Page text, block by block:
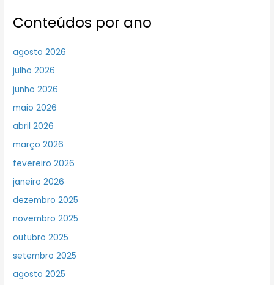
Conteúdos por ano
agosto 2026
julho 2026
junho 2026
maio 2026
abril 2026
março 2026
fevereiro 2026
janeiro 2026
dezembro 2025
novembro 2025
outubro 2025
setembro 2025
agosto 2025